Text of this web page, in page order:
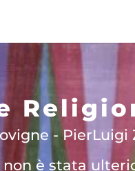
-
non è stata